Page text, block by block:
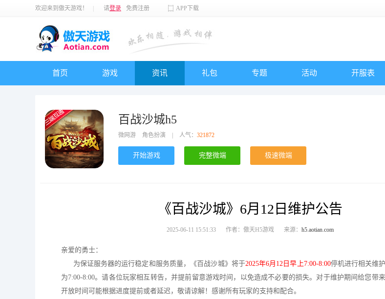
欢迎来到傲天游戏！ 请登录 免费注册 APP下载
首页 游戏 资讯 礼包 专题 活动 开服表
百战沙城h5
微网游 角色扮演 人气： 321872
开始游戏 完整微端 极速微端
《百战沙城》6月12日维护公告
2025-06-11 15:51:33 作者：傲天H5游戏 来源： h5.aotian.com
亲爱的勇士：
为保证服务器的运行稳定和服务质量，《百战沙城》将于2025年6月12日早上7:00-8:00停机进行相关维
为7:00-8:00。请各位玩家相互转告，并提前留意游戏时间，以免造成不必要的损失。对于维护期间给您带
开放时间可能根据进度提前或者延迟，敬请谅解！感谢所有玩家的支持和配合。